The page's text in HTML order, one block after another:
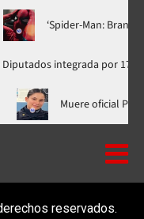
2026
por 170 legisladores
Fujimori
reservados.